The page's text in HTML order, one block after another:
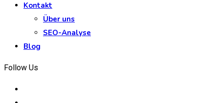
Kontakt
Über uns
SEO-Analyse
Blog
Follow Us